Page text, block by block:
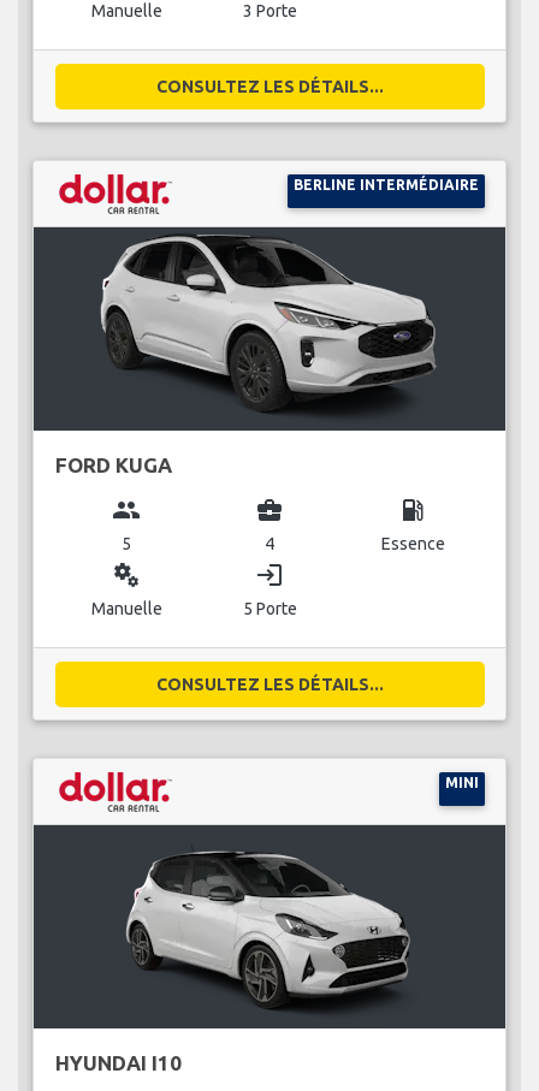
Manuelle 3 Porte
CONSULTEZ LES DÉTAILS...
BERLINE INTERMÉDIAIRE
FORD KUGA
group
5
business_center
4
local_gas_station
Essence
miscellaneous_services
Manuelle
login
5 Porte
CONSULTEZ LES DÉTAILS...
MINI
HYUNDAI I10